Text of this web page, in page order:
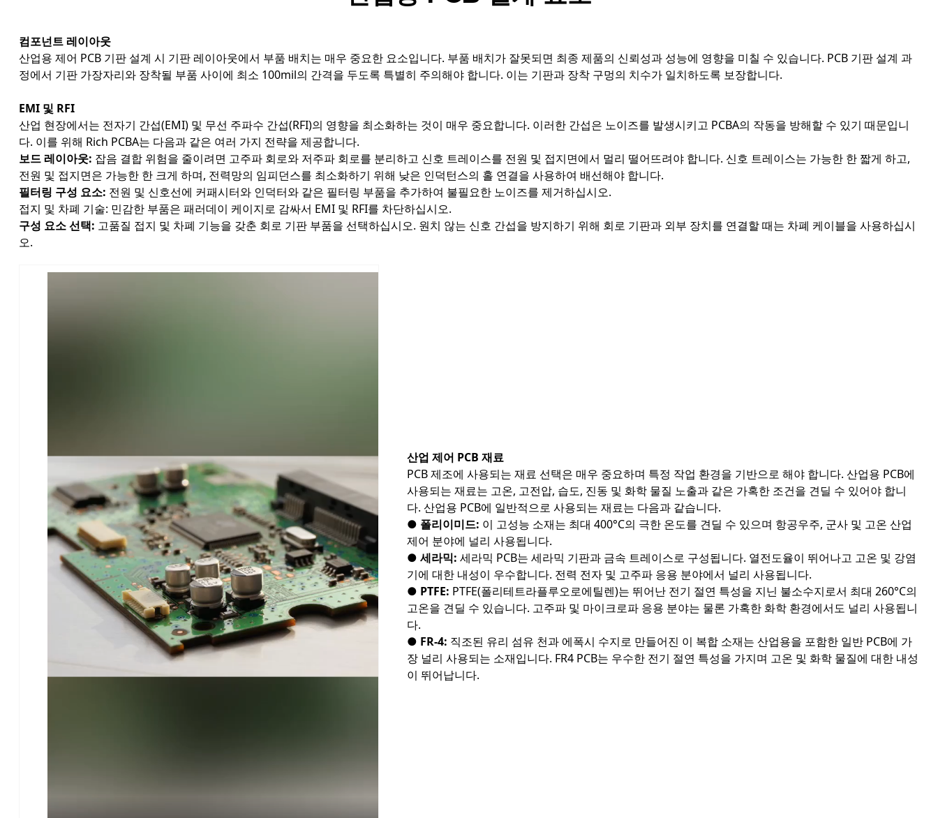
컴포넌트 레이아웃
산업용 제어 PCB 기판 설계 시 기판 레이아웃에서 부품 배치는 매우 중요한 요소입니다. 부품 배치가 잘못되면 최종 제품의 신뢰성과 성능에 영향을 미칠 수 있습니다. PCB 기판 설계 과
정에서 기판 가장자리와 장착될 부품 사이에 최소 100mil의 간격을 두도록 특별히 주의해야 합니다. 이는 기판과 장착 구멍의 치수가 일치하도록 보장합니다.
EMI 및 RFI
산업 현장에서는 전자기 간섭(EMI) 및 무선 주파수 간섭(RFI)의 영향을 최소화하는 것이 매우 중요합니다. 이러한 간섭은 노이즈를 발생시키고 PCBA의 작동을 방해할 수 있기 때문입니
다. 이를 위해 Rich PCBA는 다음과 같은 여러 가지 전략을 제공합니다.
보드 레이아웃: 잡음 결합 위험을 줄이려면 고주파 회로와 저주파 회로를 분리하고 신호 트레이스를 전원 및 접지면에서 멀리 떨어뜨려야 합니다. 신호 트레이스는 가능한 한 짧게 하고,
전원 및 접지면은 가능한 한 크게 하며, 전력망의 임피던스를 최소화하기 위해 낮은 인덕턴스의 홀 연결을 사용하여 배선해야 합니다.
필터링 구성 요소: 전원 및 신호선에 커패시터와 인덕터와 같은 필터링 부품을 추가하여 불필요한 노이즈를 제거하십시오.
접지 및 차폐 기술: 민감한 부품은 패러데이 케이지로 감싸서 EMI 및 RFI를 차단하십시오.
구성 요소 선택: 고품질 접지 및 차폐 기능을 갖춘 회로 기판 부품을 선택하십시오. 원치 않는 신호 간섭을 방지하기 위해 회로 기판과 외부 장치를 연결할 때는 차폐 케이블을 사용하십시
오.
산업 제어 PCB 재료
PCB 제조에 ​​사용되는 재료 선택은 매우 중요하며 특정 작업 환경을 기반으로 해야 합니다. 산업용 PCB에
사용되는 재료는 고온, 고전압, 습도, 진동 및 화학 물질 노출과 같은 가혹한 조건을 견딜 수 있어야 합니
다. 산업용 PCB에 일반적으로 사용되는 재료는 다음과 같습니다.
● 폴리이미드: 이 고성능 소재는 최대 400°C의 극한 온도를 견딜 수 있으며 항공우주, 군사 및 고온 산업
제어 분야에 널리 사용됩니다.
● 세라믹: 세라믹 PCB는 세라믹 기판과 금속 트레이스로 구성됩니다. 열전도율이 뛰어나고 고온 및 강염
기에 대한 내성이 우수합니다. 전력 전자 및 고주파 응용 분야에서 널리 사용됩니다.
● PTFE: PTFE(폴리테트라플루오로에틸렌)는 뛰어난 전기 절연 특성을 지닌 불소수지로서 최대 260°C의
고온을 견딜 수 있습니다. 고주파 및 마이크로파 응용 분야는 물론 가혹한 화학 환경에서도 널리 사용됩니
다.
● FR-4: 직조된 유리 섬유 천과 에폭시 수지로 만들어진 이 복합 소재는 산업용을 포함한 일반 PCB에 가
장 널리 사용되는 소재입니다. FR4 PCB는 우수한 전기 절연 특성을 가지며 고온 및 화학 물질에 대한 내성
이 뛰어납니다.